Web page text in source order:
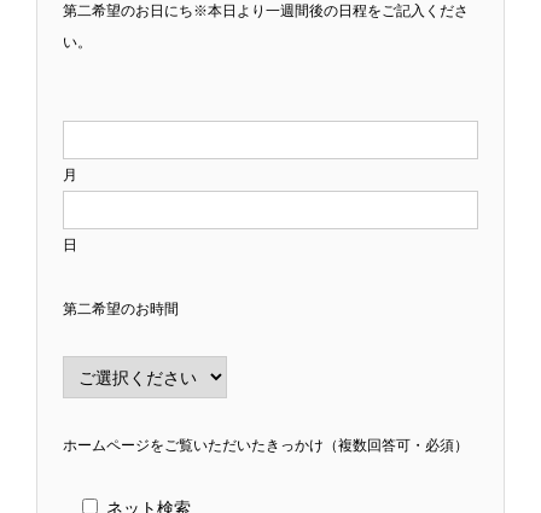
第二希望のお日にち※本日より一週間後の日程をご記入くださ
い。
月
日
第二希望のお時間
ホームページをご覧いただいたきっかけ（複数回答可・必須）
ネット検索